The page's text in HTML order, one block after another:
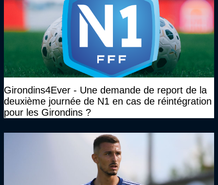
Girondins4Ever - Une demande de report de la
deuxième journée de N1 en cas de réintégration
pour les Girondins ?